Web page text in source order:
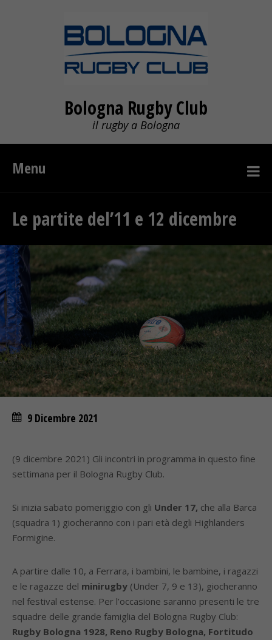
Bologna Rugby Club
il rugby a Bologna
Menu
Le partite del’11 e 12 dicembre
9 Dicembre 2021
(9 dicembre 2021) Gli incontri in programma in questo fine
settimana per il Bologna Rugby Club.
Si inizia sabato pomeriggio con gli Under 17, che alla Barca
(squadra 1) giocheranno con i pari età degli Highlanders
Formigine.
A partire dalle 10, a Ferrara, i bambini, le bambine, i ragazzi
e le ragazze del minirugby (Under 7, 9 e 13), giocheranno
nel festival estense. Per l’occasione saranno presenti le tre
squadre delle grande famiglia del Bologna Rugby Club:
Rugby Bologna 1928, Reno Rugby Bologna, Fortitudo